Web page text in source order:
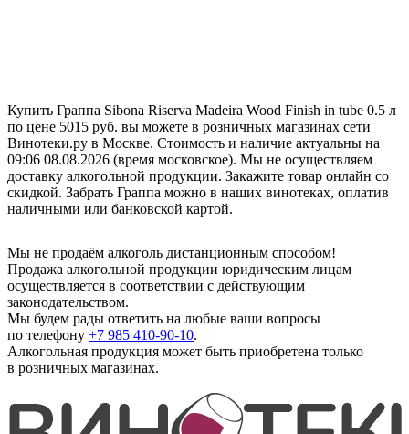
Купить Граппа Sibona Riserva Madeira Wood Finish in tube 0.5 л
по цене 5015 руб. вы можете в розничных магазинах сети
Винотеки.ру в Москве. Стоимость и наличие актуальны на
09:06 08.08.2026 (время московское). Мы не осуществляем
доставку алкогольной продукции. Закажите товар онлайн со
скидкой. Забрать Граппа можно в наших винотеках, оплатив
наличными или банковской картой.
Мы не продаём алкоголь дистанционным способом!
Продажа алкогольной продукции юридическим лицам
осуществляется в соответствии с действующим
законодательством.
Мы будем рады ответить на любые ваши вопросы
по телефону +7 985 410-90-10.
Алкогольная продукция может быть приобретена только
в розничных магазинах.